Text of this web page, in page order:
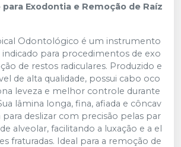
para Exodontia e Remoção de Raíz
Odontológico é um instrumento
indicado para procedimentos de exo
de restos radiculares. Produzido e
de alta qualidade, possui cabo oco
leveza e melhor controle durante
lâmina longa, fina, afiada e côncav
para deslizar com precisão pelas par
alveolar, facilitando a luxação e a el
fraturadas. Ideal para a remoção de